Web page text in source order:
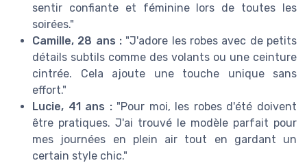
sentir confiante et féminine lors de toutes les
soirées."
Camille, 28 ans : "J'adore les robes avec de petits
détails subtils comme des volants ou une ceinture
cintrée. Cela ajoute une touche unique sans
effort."
Lucie, 41 ans :"Pour moi, les robes d'été doivent
être pratiques. J'ai trouvé le modèle parfait pour
mes journées en plein air tout en gardant un
certain style chic."